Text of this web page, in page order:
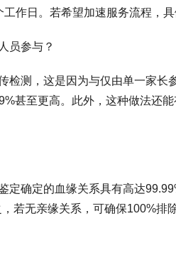
作日。若希望加速服务流程，具
员参与？
检测，这是因为与仅由单一家长
甚至更高。此外，这种做法还
定确定的血缘关系具有高达
若无亲缘关系，可确保100%排